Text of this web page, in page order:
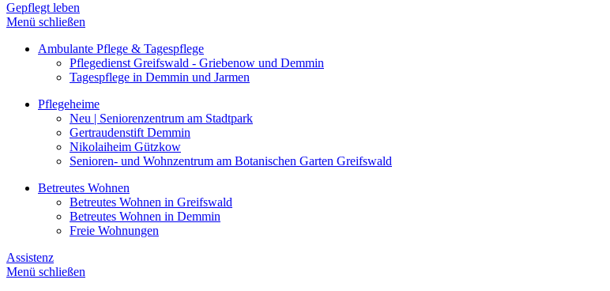
Gepflegt leben
Menü schließen
Ambulante Pflege & Tagespflege
Pflegedienst Greifswald - Griebenow und Demmin
Tagespflege in Demmin und Jarmen
Pflegeheime
Neu | Seniorenzentrum am Stadtpark
Gertraudenstift Demmin
Nikolaiheim Gützkow
Senioren- und Wohnzentrum am Botanischen Garten Greifswald
Betreutes Wohnen
Betreutes Wohnen in Greifswald
Betreutes Wohnen in Demmin
Freie Wohnungen
Assistenz
Menü schließen